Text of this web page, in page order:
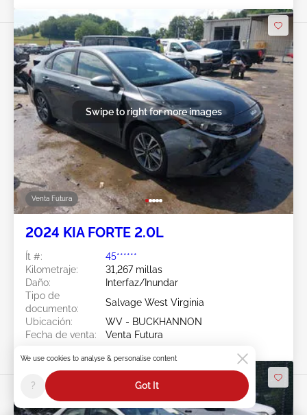
Venta Futura
Swipe to right for more images
2024 KIA FORTE 2.0L
Ít #:
45******
Kilometraje:
31,267 millas
Daño:
Interfaz/Inundar
Tipo de
documento:
Salvage West Virginia
Ubicación:
WV - BUCKHANNON
Fecha de venta:
Venta Futura
We use cookies to analyse & personalise content
? Got It